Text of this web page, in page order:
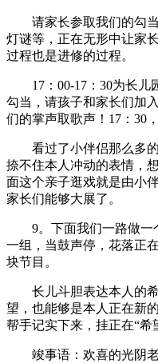
请家长参取我们的勾当
灯谜等，正在无形中让家
过程也是进修的过程。
17：00-17：30为长儿
勾当，请孩子和家长们加
们的掌声取歌声！17：30
看过了小伴侣那么多的
捺不住本人冲动的表情，
面这个亲子逛戏就是由小
家长们能够大展了。
9。下面我们一路做一
一组，当鼓声停，花落正
块节目。
长儿斗胆表达本人的希
望，也能够是本人正在新
帮手记实下来，挂正在“希
竣事语：欢喜的光阴老